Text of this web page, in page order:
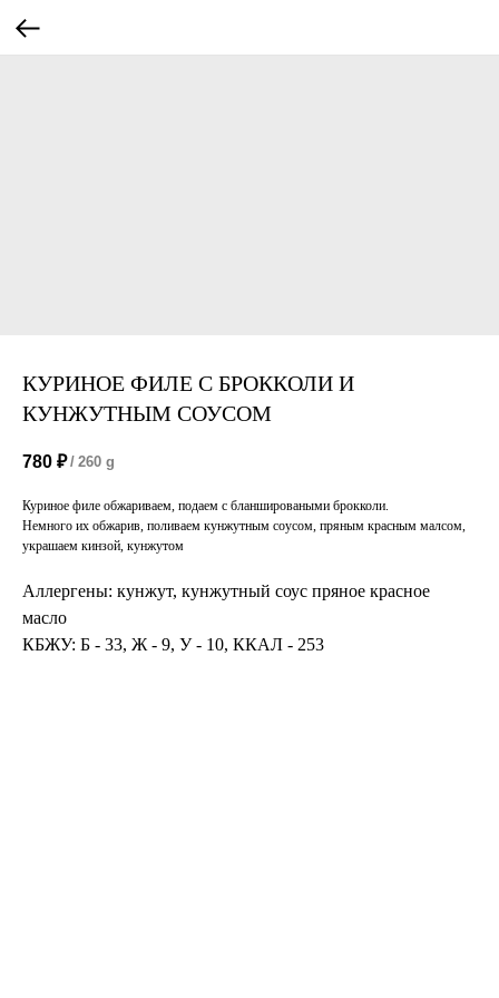
КУРИНОЕ ФИЛЕ С БРОККОЛИ И
КУНЖУТНЫМ СОУСОМ
780 ₽ / 260 g
Куриное филе обжариваем, подаем с бланшироваными брокколи.
Немного их обжарив, поливаем кунжутным соусом, пряным красным малсом,
украшаем кинзой, кунжутом
Аллергены: кунжут, кунжутный соус пряное красное
масло
КБЖУ: Б - 33, Ж - 9, У - 10, ККАЛ - 253